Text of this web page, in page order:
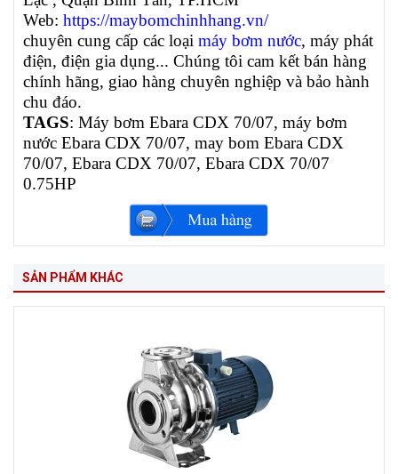
Web: https://maybomchinhhang.vn/
chuyên cung cấp các loại máy bơm nước, máy phát
điện, điện gia dụng... Chúng tôi cam kết bán hàng
chính hãng, giao hàng chuyên nghiệp và bảo hành
chu đáo.
TAGS: Máy bơm Ebara CDX 70/07, máy bơm
nước Ebara CDX 70/07, may bom Ebara CDX
70/07, Ebara CDX 70/07, Ebara CDX 70/07
0.75HP
SẢN PHẨM KHÁC